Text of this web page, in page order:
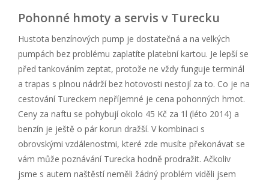
Pohonné hmoty a servis v Turecku
Hustota benzínových pump je dostatečná a na velkých
pumpách bez problému zaplatíte platební kartou. Je lepší se
před tankováním zeptat, protože ne vždy funguje terminál
a trapas s plnou nádrží bez hotovosti nestojí za to. Co je na
cestování Tureckem nepříjemné je cena pohonných hmot.
Ceny za naftu se pohybují okolo 45 Kč za 1l (léto 2014) a
benzín je ještě o pár korun dražší. V kombinaci s
obrovskými vzdálenostmi, které zde musíte překonávat se
vám může poznávání Turecka hodně prodražit. Ačkoliv
jsme s autem naštěstí neměli žádný problém viděli jsem